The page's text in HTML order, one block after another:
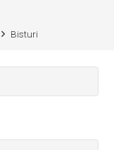
Bisturi